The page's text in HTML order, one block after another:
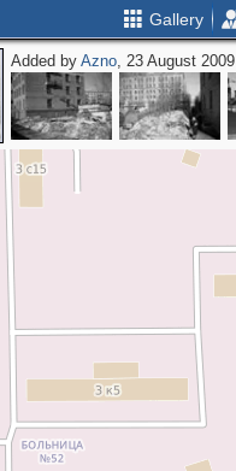
Gallery
Added byAzno, 23 August 2009